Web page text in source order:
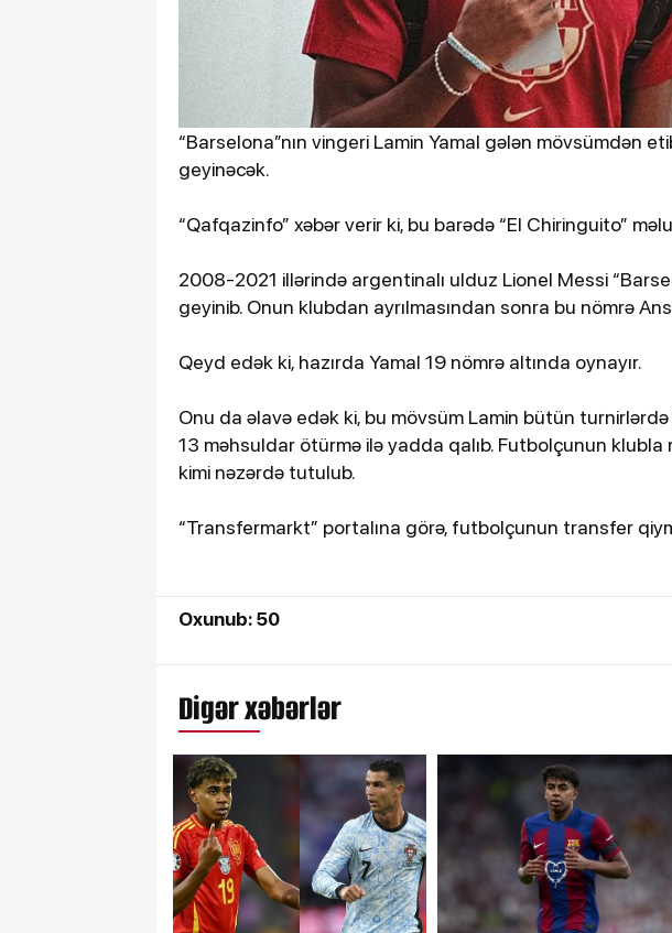
“Barselona”nın vingeri Lamin Yamal gələn mövsümdən
geyinəcək.
“Qafqazinfo” xəbər verir ki, bu barədə “El Chiringuito”
2008-2021 illərində argentinalı ulduz Lionel Messi
geyinib. Onun klubdan ayrılmasından sonra bu nömrə
Qeyd edək ki, hazırda Yamal 19 nömrə altında oynayır.
Onu da əlavə edək ki, bu mövsüm Lamin bütün
13 məhsuldar ötürmə ilə yadda qalıb. Futbolçunun klubla
kimi nəzərdə tutulub.
“Transfermarkt” portalına görə, futbolçunun transfer
Oxunub: 50
Digər xəbərlər